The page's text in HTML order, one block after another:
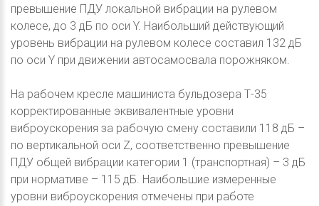
превышение ПДУ локальной вибрации на рулевом
колесе, до 3 дБ по оси Y. Наибольший действующий
уровень вибрации на рулевом колесе составил 132 дБ
по оси Y при движении автосамосвала порожняком.
На рабочем кресле машиниста бульдозера Т-35
корректированные эквивалентные уровни
виброускорения за рабочую смену составили 118 дБ –
по вертикальной оси Z, соответственно превышение
ПДУ общей вибрации категории 1 (транспортная) – 3 дБ
при нормативе – 115 дБ. Наибольшие измеренные
уровни виброускорения отмечены при работе